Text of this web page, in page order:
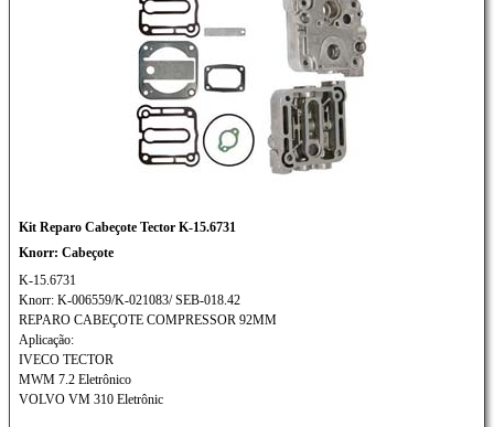
Kit Reparo Cabeçote Tector K-15.6731
Knorr: Cabeçote
K-15.6731
Knorr: K-006559/K-021083/ SEB-018.42
REPARO CABEÇOTE COMPRESSOR 92MM
Aplicação:
IVECO TECTOR
MWM 7.2 Eletrônico
VOLVO VM 310 Eletrônic